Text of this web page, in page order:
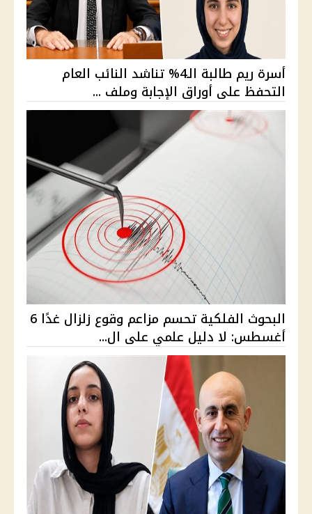
أسرة ريم طالبة الـ4% تناشد النائب العام
التحفظ على أوراق الإجابة وملف ...
البحوث الفلكية تحسم مزاعم وقوع زلزال غدًا 6
أغسطس: لا دليل علمي على ال...